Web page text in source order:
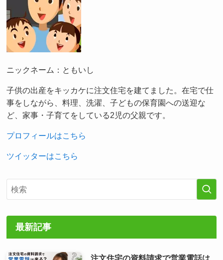
ニックネーム：ともいし
子供の出産をキッカケに注文住宅を建てました。在宅で仕
事をしながら、料理、洗濯、子どもの保育園への送迎な
ど、家事・子育てをしている2児の父親です。
プロフィールはこちら
ツイッターはこちら
最新記事
注文住宅の資料請求で営業電話は